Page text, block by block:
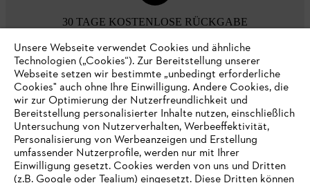
30 TAGE KOSTENLOSE RÜCKGABE
Zahlungsmöglichkeiten
Unsere Webseite verwendet Cookies und ähnliche
Technologien („Cookies“). Zur Bereitstellung unserer
Webseite setzen wir bestimmte „unbedingt erforderliche
Cookies" auch ohne Ihre Einwilligung. Andere Cookies, die
wir zur Optimierung der Nutzerfreundlichkeit und
Bereitstellung personalisierter Inhalte nutzen, einschließlich
Untersuchung von Nutzerverhalten, Werbeeffektivität,
Personalisierung von Werbeanzeigen und Erstellung
umfassender Nutzerprofile, werden nur mit Ihrer
Einwilligung gesetzt. Cookies werden von uns und Dritten
(z.B. Google oder Tealium) eingesetzt. Diese Dritten können